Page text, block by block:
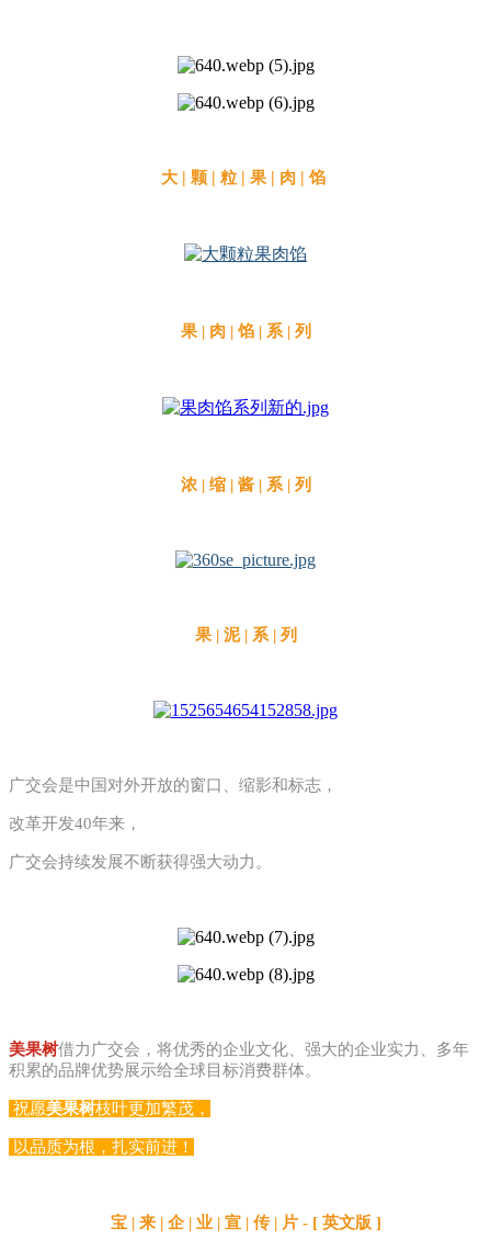
大 | 颗 | 粒 | 果 | 肉 |馅
果 | 肉 | 馅 | 系 | 列
浓 | 缩 | 酱 | 系 | 列
果 | 泥 | 系 | 列
广交会是中国对外开放的窗口、缩影和标志，
改革开发40年来，
广交会持续发展不断获得强大动力。
美果树借力广交会，将优秀的企业文化、强大的企业实力、多年
积累的品牌优势展示给全球目标消费群体。
祝愿美果树枝叶更加繁茂，
以品质为根，扎实前进！
宝 | 来 | 企 | 业 | 宣 | 传 | 片 - [ 英文版 ]